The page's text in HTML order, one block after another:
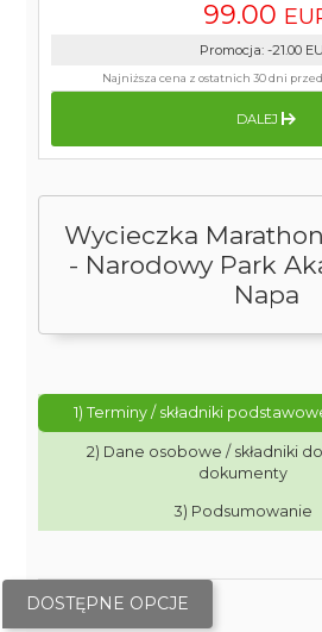
Wycieczka
- Narodowy Park
Napa
1) Terminy / składniki
2) Dane osobowe / składniki
dokumenty
3) Podsumowanie
DOSTĘPNE OPCJE
99.00
Promocja: -21.00
Najniższa cena z ostatnich 30 dni
DALEJ